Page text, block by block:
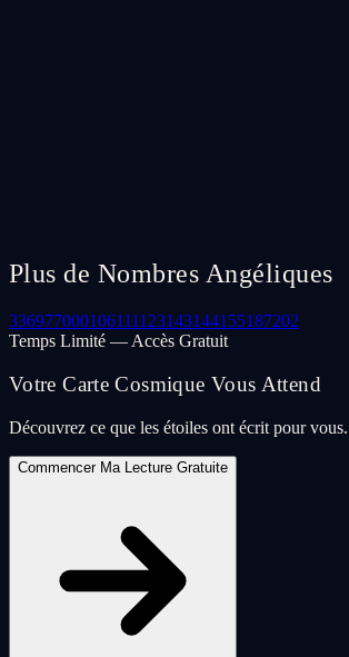
Plus de Nombres Angéliques
336977000106111123143144155187202
Temps Limité — Accès Gratuit
Votre Carte Cosmique Vous Attend
Découvrez ce que les étoiles ont écrit pour
Commencer Ma Lecture Gratuite